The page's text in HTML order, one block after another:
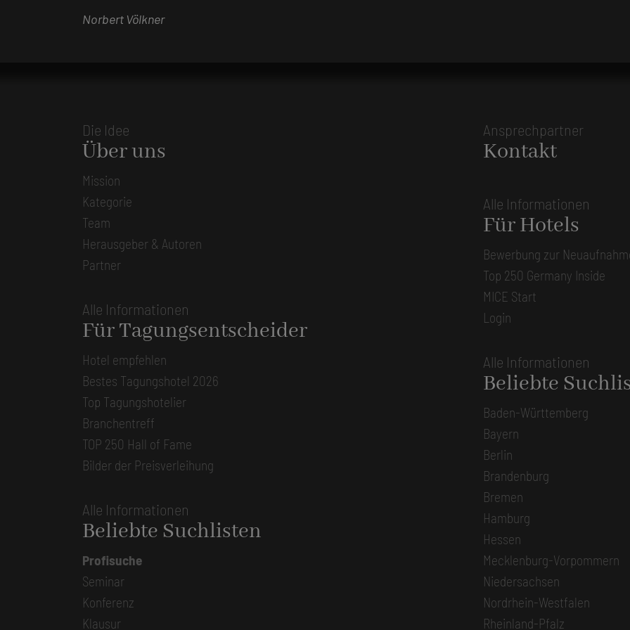
Norbert Völkner
Die Idee
Über uns
Mission
Kategorie
Team
Herausgeber & Autoren
Partner
Alle Informationen
Für Tagungsentscheider
Hotel empfehlen
Bestes Tagungshotel 2026
Top Tagungshotelier
Branchentreff
TOP 250 Hall of Fame
Bilder der Preisverleihung
Alle Informationen
Beliebte Suchlisten
Profisuche
Seminar
Konferenz
Klausur
Ansprechpartner
Kontakt
Alle Informationen
Für Hotels
Bewerbung zur
Top 250 Germany Inside
MICE Start
Login
Alle Informationen
Beliebte
Baden-Württemberg
Bayern
Berlin
Brandenburg
Bremen
Hamburg
Hessen
Mecklenburg-Vorpommern
Niedersachsen
Nordrhein-Westfalen
Rheinland-Pfalz